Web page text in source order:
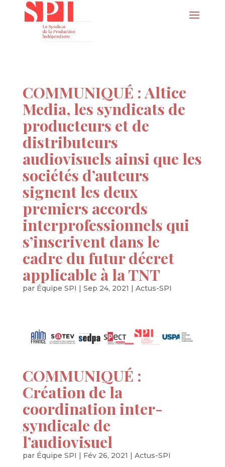
COMMUNIQUÉ : Altice
Media, les syndicats de
producteurs et de
distributeurs
audiovisuels ainsi que les
sociétés d’auteurs
signent les deux
premiers accords
interprofessionnels qui
s’inscrivent dans le
cadre du futur décret
applicable à la TNT
par Équipe SPI | Sep 24, 2021 | Actus-SPI
COMMUNIQUÉ :
Création de la
coordination inter-
syndicale de
l’audiovisuel
par Équipe SPI | Fév 26, 2021 | Actus-SPI